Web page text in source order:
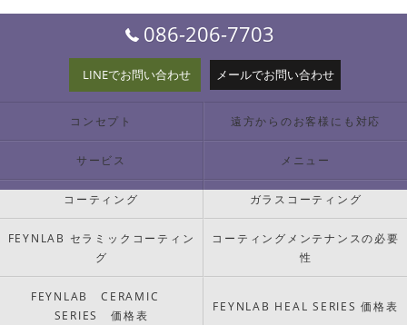
086-206-7703
LINEでお問い合わせ メールでお問い合わせ
コンセプト 遠方からのお客様にも対応
サービス メニュー
コーティング ガラスコーティング
FEYNLAB セラミックコーティン
グ
コーティングメンテナンスの必要
性
FEYNLAB CERAMIC
SERIES 価格表
FEYNLAB HEAL SERIES 価格表